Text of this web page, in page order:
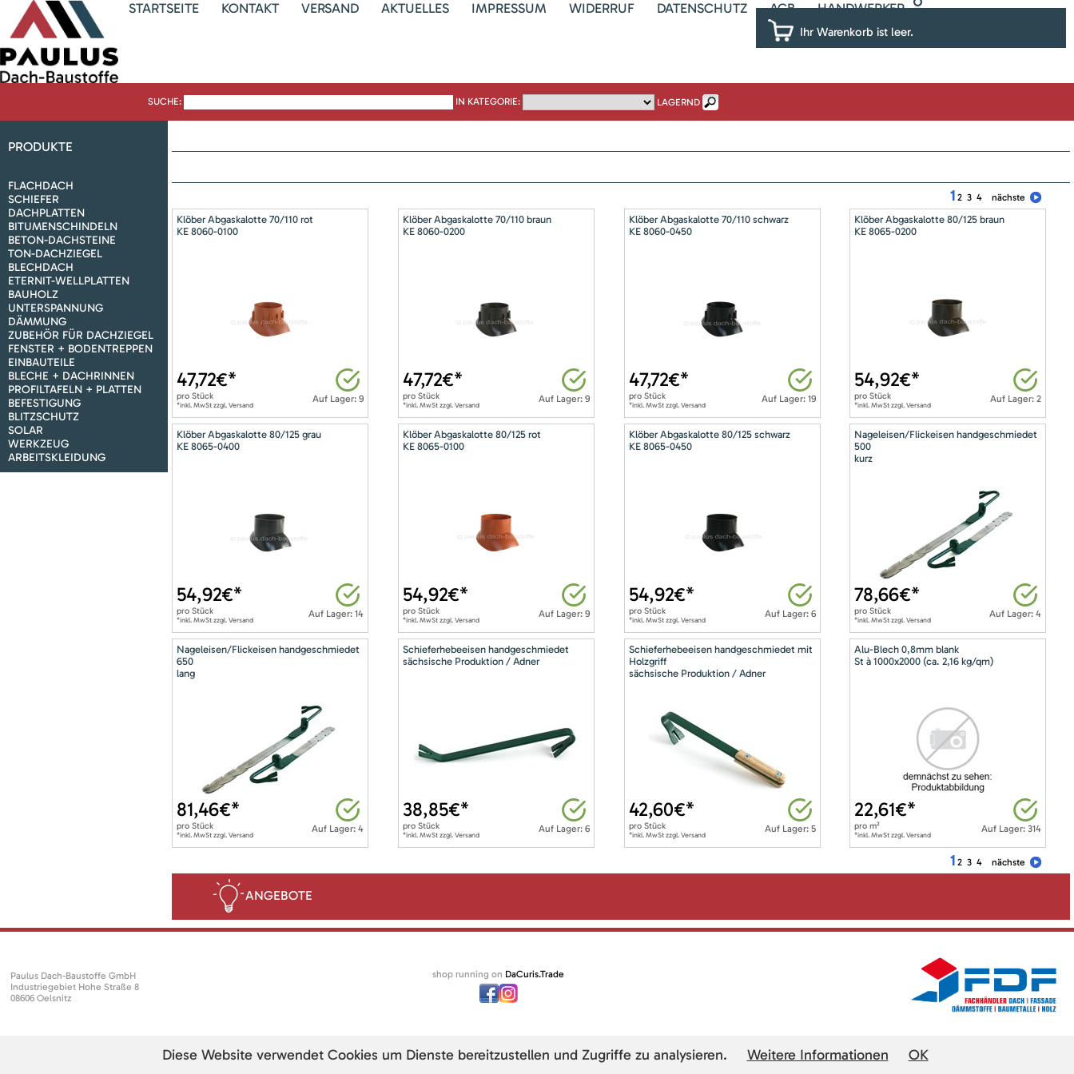
STARTSEITE KONTAKT VERSAND AKTUELLES IMPRESSUM WIDERRUF DATENSCHUTZ AGB HANDWERKER
Ihr Warenkorb ist leer.
SUCHE: IN KATEGORIE: LAGERND
PRODUKTE
FLACHDACH
SCHIEFER
DACHPLATTEN
BITUMENSCHINDELN
BETON-DACHSTEINE
TON-DACHZIEGEL
BLECHDACH
ETERNIT-WELLPLATTEN
BAUHOLZ
UNTERSPANNUNG
DÄMMUNG
ZUBEHÖR FÜR DACHZIEGEL
FENSTER + BODENTREPPEN
EINBAUTEILE
BLECHE + DACHRINNEN
PROFILTAFELN + PLATTEN
BEFESTIGUNG
BLITZSCHUTZ
SOLAR
WERKZEUG
ARBEITSKLEIDUNG
1 2 3 4 nächste
Klöber Abgaskalotte 70/110 rot
KE 8060-0100
Auf Lager: 9
47,72€*
pro Stück
*inkl. MwSt zzgl. Versand
Klöber Abgaskalotte 70/110 braun
KE 8060-0200
Auf Lager: 9
47,72€*
pro Stück
*inkl. MwSt zzgl. Versand
Klöber Abgaskalotte 70/110 schwarz
KE 8060-0450
Auf Lager: 19
47,72€*
pro Stück
*inkl. MwSt zzgl. Versand
Klöber Abgaskalotte 80/125 braun
KE 8065-0200
Auf Lager: 2
54,92€*
proStück
*inkl. MwSt zzgl. Versand
Klöber Abgaskalotte 80/125 grau
KE 8065-0400
Auf Lager: 14
54,92€*
pro Stück
*inkl. MwSt zzgl. Versand
Klöber Abgaskalotte 80/125 rot
KE 8065-0100
Auf Lager: 9
54,92€*
pro Stück
*inkl. MwSt zzgl. Versand
Klöber Abgaskalotte 80/125 schwarz
KE 8065-0450
Auf Lager: 6
54,92€*
pro Stück
*inkl. MwSt zzgl. Versand
Nageleisen/Flickeisen handgeschmiedet
500
kurz
Auf Lager: 4
78,66€*
proStück
*inkl. MwSt zzgl. Versand
Nageleisen/Flickeisen handgeschmiedet
650
lang
Auf Lager: 4
81,46€*
pro Stück
*inkl. MwSt zzgl. Versand
Schieferhebeeisen handgeschmiedet
sächsische Produktion / Adner
Auf Lager: 6
38,85€*
pro Stück
*inkl. MwSt zzgl. Versand
Schieferhebeeisen handgeschmiedet mit
Holzgriff
sächsische Produktion / Adner
Auf Lager: 5
42,60€*
pro Stück
*inkl. MwSt zzgl. Versand
Alu-Blech 0,8mm blank
St à 1000x2000 (ca. 2,16 kg/qm)
Auf Lager: 314
22,61€*
prom²
*inkl. MwSt zzgl. Versand
1 2 3 4 nächste
ANGEBOTE
Paulus Dach-Baustoffe GmbH
Industriegebiet Hohe Straße 8
08606 Oelsnitz
shop running on DaCuris.Trade
Diese Website verwendet Cookies um Dienste bereitzustellen und Zugriffe zu analysieren. Weitere Informationen OK